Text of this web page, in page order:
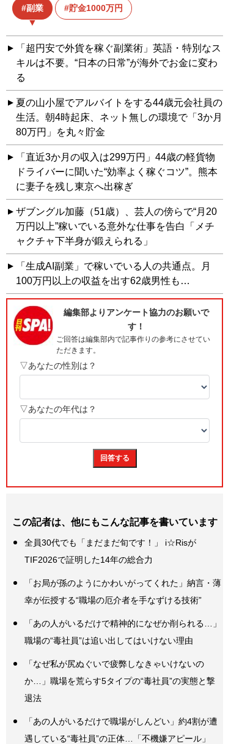
副業 貯金1000万円
「超円安で外貨を稼ぐ副業術」英語・特別なス
キルは不要。“日本の日常”が海外でお金に変わ
る
夏の山小屋でアルバイトをする44歳元会社員の
生活。朝4時起床、ネット無しの環境で「3か月
80万円」を丸々貯金
「直近3か月の収入は299万円」44歳の軽貨物
ドライバーに聞いた“効率よく稼ぐコツ”。熊本
に妻子を残し東京へ出稼ぎ
ザブングル加藤（51歳）、芸人の傍らで“月20
万円以上”稼いでいる意外な仕事を告白「メチ
ャクチャ下半身が鍛えられる」
「生成AI副業」で稼いでいる人の共通点。月
100万円以上の収益を出す62歳男性も…
この記者は、他にもこんな記事を書いています
全員30代でも「まだまだ旬です！」 i☆Risが
TIF2026で証明した14年の総合力
「お局が孫のようにかわいがってくれた」納言・薄
幸が伝授する“職場の厄介者を手なずける技術”
「あの人がいるだけで精神的になぜか削られる…」
職場の“毒社員”は追い出してはいけない理由
「なぜ私が尻ぬぐいで疲弊しなきゃいけないの
か…」職場を荒らす5タイプの“毒社員”の実態と撃
退法
「あの人がいるだけで職場がしんどい」約4割が遭
遇している“毒社員”の正体…「不機嫌アピール」